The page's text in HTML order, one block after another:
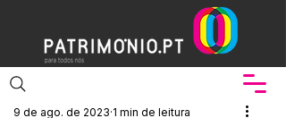
9 de ago. de 2023 1 min de leitura